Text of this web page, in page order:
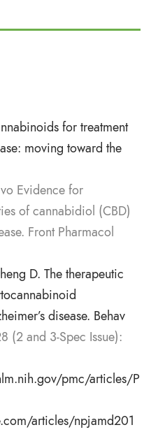
for treatment
moving toward the
Evidence for
of cannabidiol (CBD)
Front Pharmacol
D. The therapeutic
disease. Behav
(2 and 3-Spec Issue):
pmc/articles/P
articles/npjamd201